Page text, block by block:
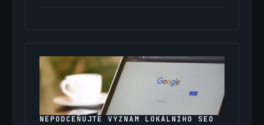
NEPODCEŇUJTE VÝZNAM LOKÁLNÍHO SEO